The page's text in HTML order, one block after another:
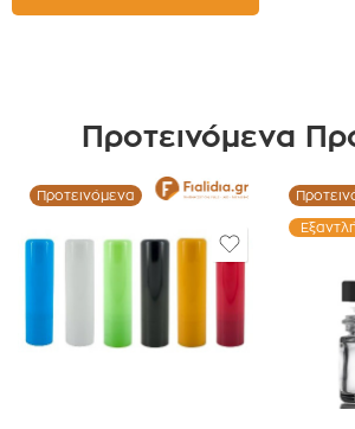
Προτεινόμενα
Προτεινόμενα